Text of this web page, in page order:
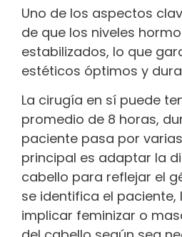
Uno de los aspectos
de que los niveles
estabilizados, lo que
estéticos óptimos y
La cirugía en sí puede
promedio de 8 horas,
paciente pasa por
principal es adaptar la
cabello para reflejar el
se identifica el paciente,
implicar feminizar o